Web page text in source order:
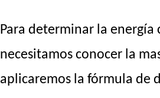
Para determinar la energía
necesitamos conocer la
aplicaremos la fórmula de